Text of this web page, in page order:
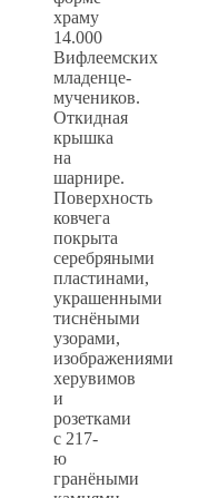
храму
14.000
Вифлеемских
младенце-
мучеников.
Откидная
крышка
на
шарнире.
Поверхность
ковчега
покрыта
серебряными
пластинами,
украшенными
тиснёными
узорами,
изображениями
херувимов
и
розетками
с 217-
ю
гранёными